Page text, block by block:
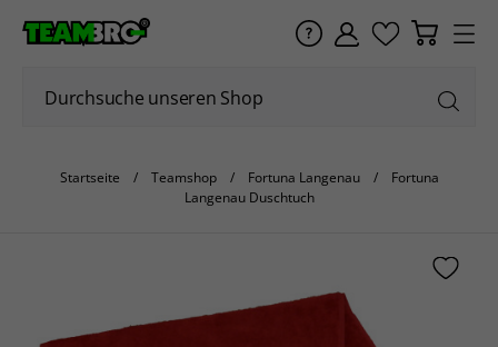
Startseite Teamshop Fortuna Langenau
Fortuna
Langenau Duschtuch